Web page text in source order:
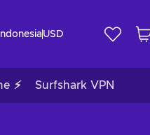
USD
⚡ Surfshark VPN